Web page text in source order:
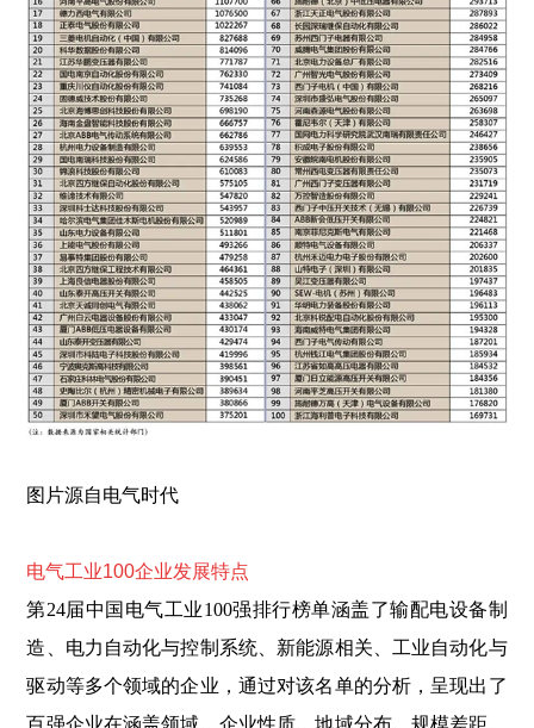
图片源自电气时代
电气工业100企业发展特点
第24届中国电气工业100强排行榜单涵盖了输配电设备制
造、 电力自动化与控制系统、新能源相关、工业自动化与
驱动等多个领域的企业，通过对该名单的分析，呈现出了